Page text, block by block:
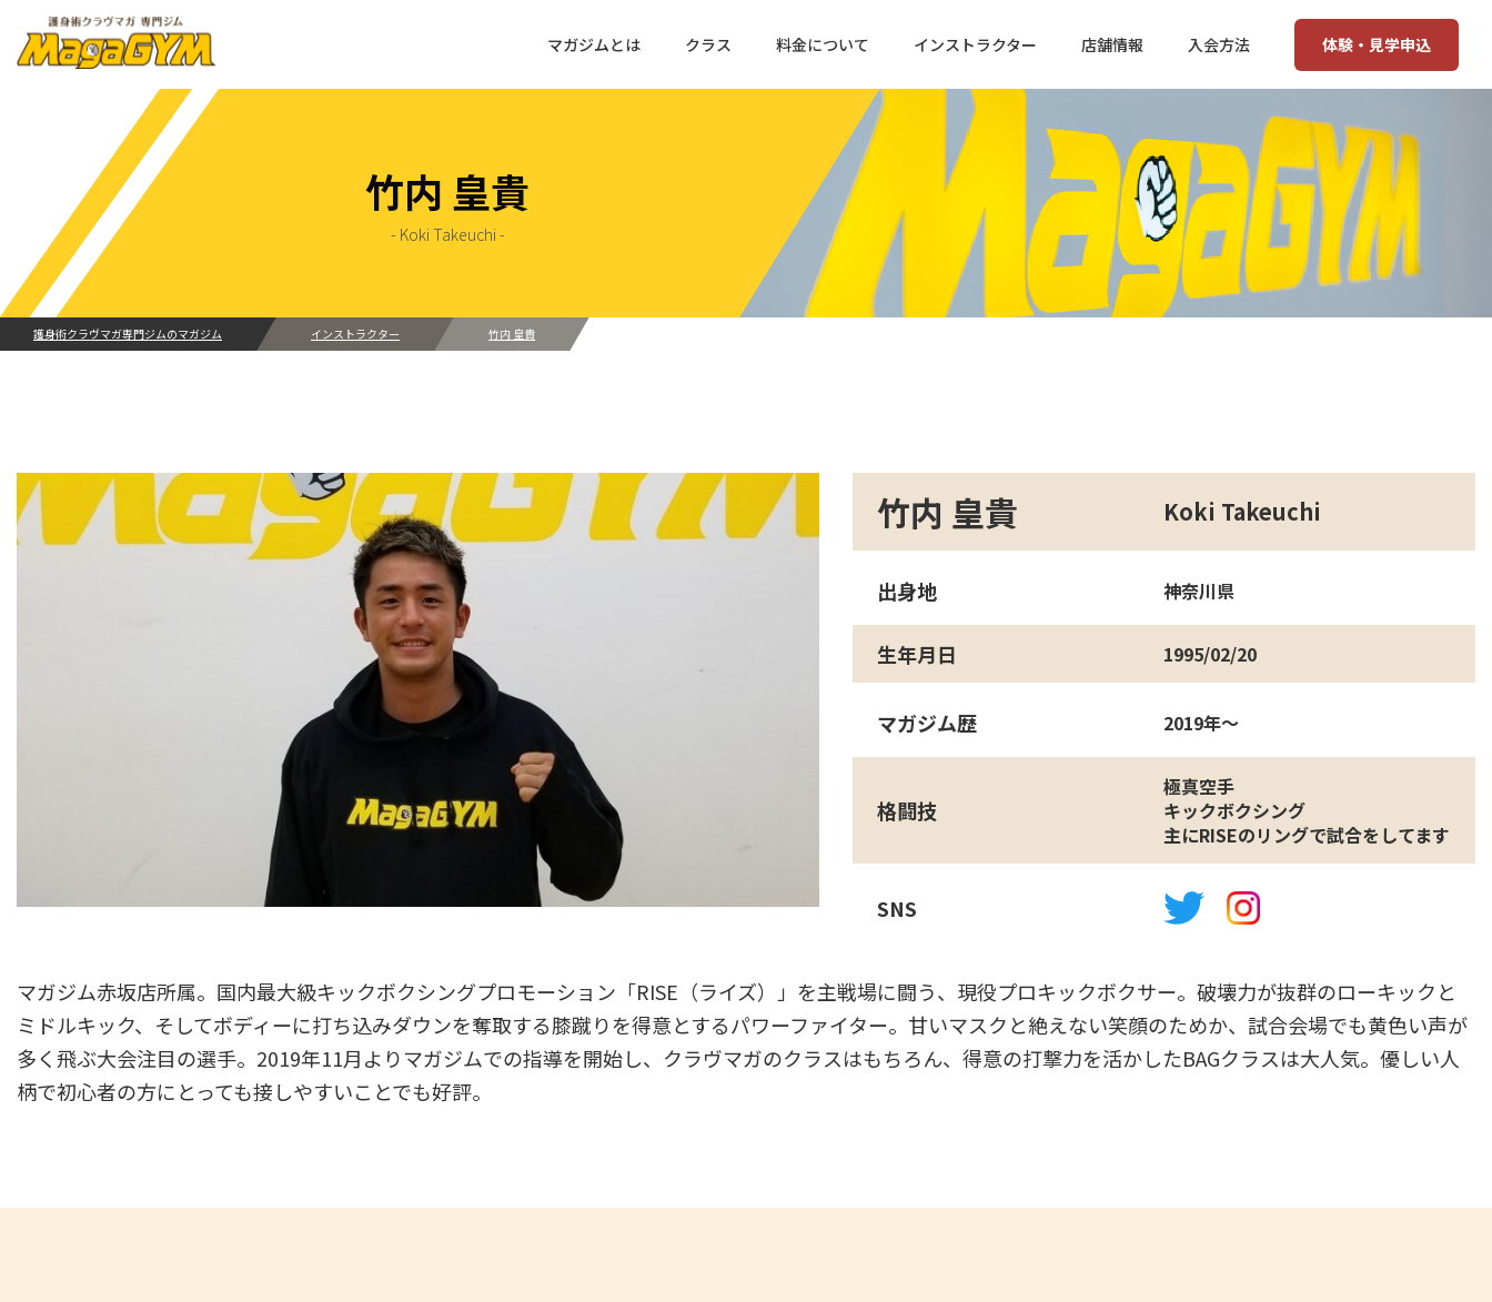
マガジムとは クラス 料金について インストラクター 店舗情報 入会方法 体験・見学申込
竹内 皇貴
- Koki Takeuchi -
護身術クラヴマガ専門ジムのマガジム インストラクター 竹内 皇貴
竹内 皇貴 Koki Takeuchi
出身地 神奈川県
生年月日 1995/02/20
マガジム歴 2019年～
格闘技
極真空手
キックボクシング
主にRISEのリングで試合をしてます
SNS
マガジム赤坂店所属。国内最大級キックボクシングプロモーション「RISE（ライズ）」を主戦場に闘う、現役プロキックボクサー。破壊力が抜群のローキックと
ミドルキック、そしてボディーに打ち込みダウンを奪取する膝蹴りを得意とするパワーファイター。甘いマスクと絶えない笑顔のためか、試合会場でも黄色い声が
多く飛ぶ大会注目の選手。2019年11月よりマガジムでの指導を開始し、クラヴマガのクラスはもちろん、得意の打撃力を活かしたBAGクラスは大人気。優しい人
柄で初心者の方にとっても接しやすいことでも好評。